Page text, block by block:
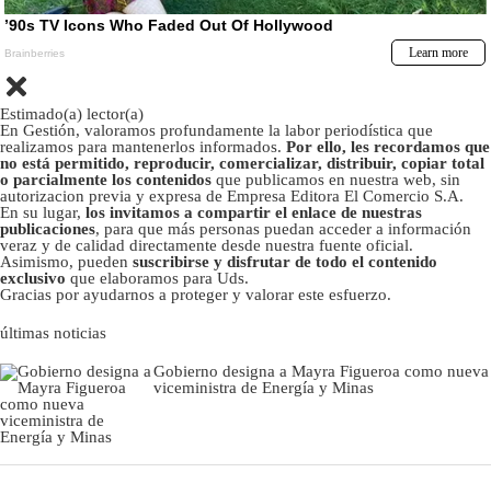
Estimado(a) lector(a)
En Gestión, valoramos profundamente la labor periodística que
realizamos para mantenerlos informados. Por ello, les recordamos que
no está permitido, reproducir, comercializar, distribuir, copiar total
o parcialmente los contenidos que publicamos en nuestra web, sin
autorizacion previa y expresa de Empresa Editora El Comercio S.A.
En su lugar, los invitamos a compartir el enlace de nuestras
publicaciones, para que más personas puedan acceder a información
veraz y de calidad directamente desde nuestra fuente oficial.
Asimismo, pueden suscribirse y disfrutar de todo el contenido
exclusivo que elaboramos para Uds.
Gracias por ayudarnos a proteger y valorar este esfuerzo.
últimas noticias
Gobierno designa a Mayra Figueroa como nueva
viceministra de Energía y Minas